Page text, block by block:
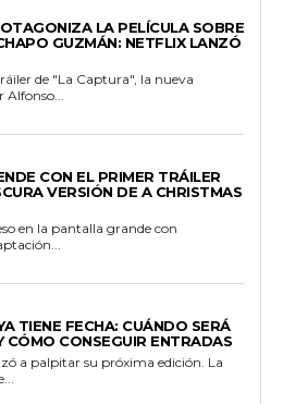
LA PELÍCULA SOBRE
GUZMÁN: NETFLIX LANZÓ
de "La Captura", la nueva
CON EL PRIMER TRÁILER
VERSIÓN DE A CHRISTMAS
en la pantalla grande con
TIENE FECHA: CUÁNDO SERÁ
CÓMO CONSEGUIR ENTRADAS
a palpitar su próxima edición. La